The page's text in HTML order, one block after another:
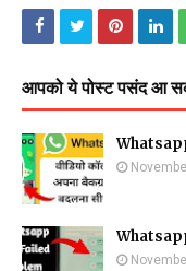
आपको ये पोस्ट पसंद आ
Whatsapp